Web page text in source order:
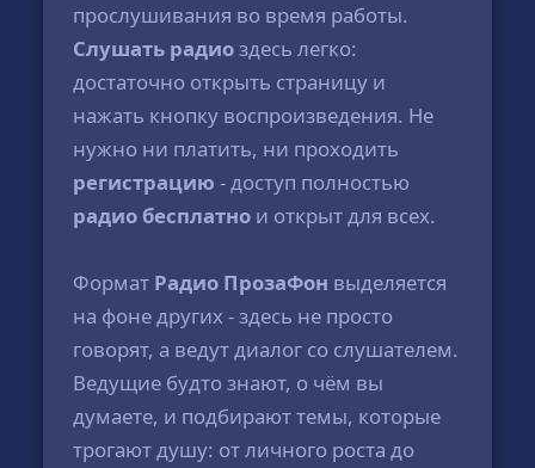
прослушивания во время работы.
Слушать радиоздесь легко:
достаточно открыть страницу и
нажать кнопку воспроизведения. Не
нужно ни платить, ни проходить
регистрацию - доступ полностью
радио бесплатно и открыт для всех.
Формат Радио ПрозаФон выделяется
на фоне других - здесь не просто
говорят, а ведут диалог со слушателем.
Ведущие будто знают, о чём вы
думаете, и подбирают темы, которые
трогают душу: от личного роста до